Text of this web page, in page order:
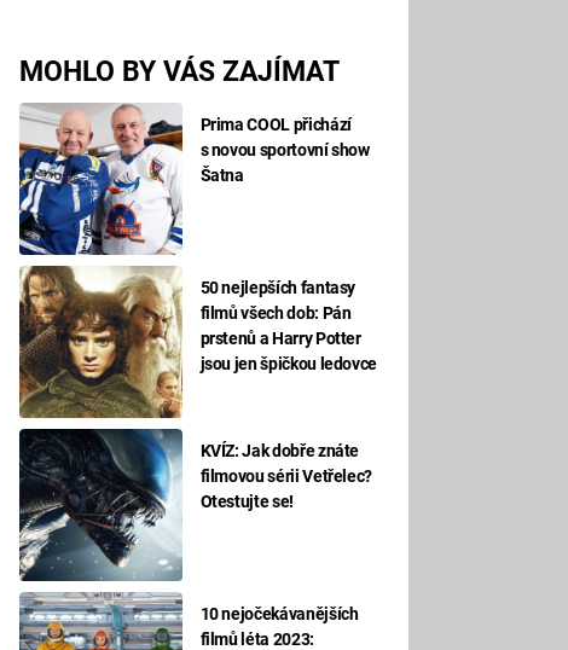
MOHLO BY VÁS ZAJÍMAT
Prima COOL přichází
s novou sportovní show
Šatna
50 nejlepších fantasy
filmů všech dob: Pán
prstenů a Harry Potter
jsou jen špičkou ledovce
KVÍZ: Jak dobře znáte
filmovou sérii Vetřelec?
Otestujte se!
10 nejočekávanějších
filmů léta 2023: